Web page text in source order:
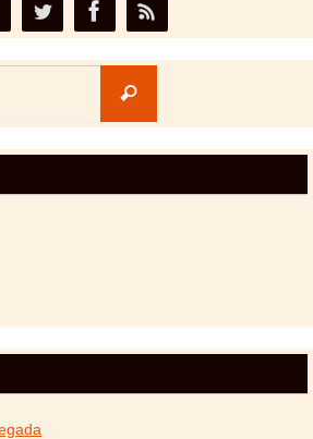
Buscar